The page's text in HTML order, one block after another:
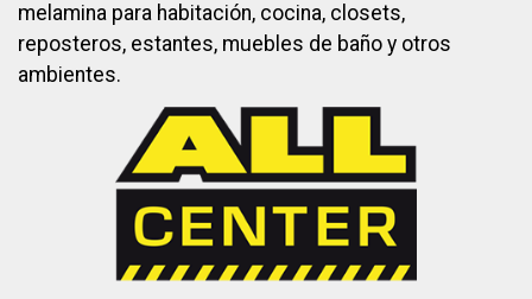
melamina para habitación, cocina, closets,
reposteros, estantes, muebles de baño y otros
ambientes.